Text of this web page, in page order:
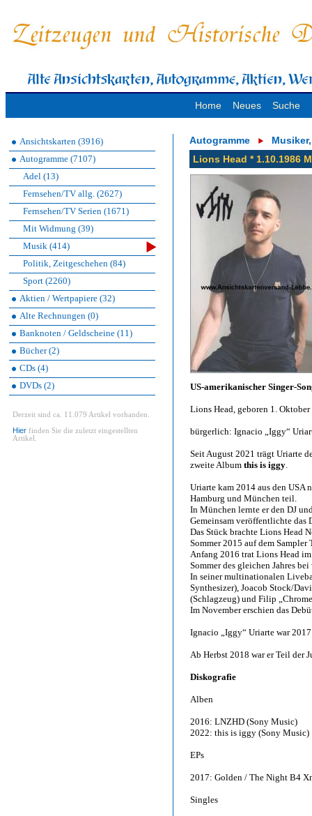
Home Neues Suche
Ansichtskarten (3916)
Autogramme (7107)
Adel (13)
Fernsehen/TV allg. (2627)
Fernsehen/TV Serien (1671)
Mit Widmung (39)
Musik (414)
Politik, Zeitgeschehen (84)
Sport (2260)
Aktien / Wertpapiere (32)
Alte Rechnungen (0)
Banknoten / Geldscheine (11)
Bücher (2)
CDs (4)
DVDs (2)
Derzeit sind ca. 11.079 Artikel vorhanden.
Hier finden Sie die zuletzt eingestellten
Artikel.
Autogramme
Lions Head * 1.10.1986
US-amerikanischer Singer-
Lions Head, geboren 1.
bürgerlich: Ignacio „Iggy“
Seit August 2021 trägt Uriarte
zweite Album this is iggy.
Uriarte kam 2014 aus den USA
Hamburg und München teil.
In München lernte er den DJ
Gemeinsam veröffentlichte das
Das Stück brachte Lions Head
Sommer 2015 auf dem
Anfang 2016 trat Lions Head
Sommer des gleichen Jahres
In seiner multinationalen
Synthesizer), Joacob Stock/
(Schlagzeug) und Filip
Im November erschien das
Ignacio „Iggy“ Uriarte war
Ab Herbst 2018 war er Teil der
Diskografie
Alben
2016: LNZHD (Sony Music)
2022: this is iggy (Sony Music)
EPs
2017: Golden / The Night B4
Singles